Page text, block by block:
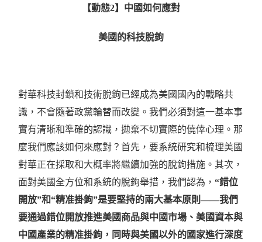
【動態2】中國如何應對
美國的科技脫鉤
對華科技封鎖和技術脫鉤已經成為美國國內的戰略共
識，不會隨著政黨輪替而改變。我們必須對這一基本事
實有清晰和準確的認識，拋棄不切實際的僥倖心理。那
麼我們應該如何來應對？首先，要系統研究和梳理美國
對華正在採取和大概率將繼續加強的脫鉤措施。其次，
面對美國全方位和系統的脫鉤舉措，我們認為，“錯位
開放”和“精准掛鉤”是要堅持的兩大基本原則——我們
要通過錯位開放推進美國商品與中國市場、美國資本與
中國產業的精准掛鉤，同時與美國以外的國家進行深度